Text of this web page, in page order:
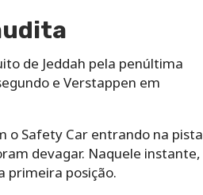
de Jeddah pela penúltima
e Verstappen em
o Safety Car entrando na pista
devagar. Naquele instante,
primeira posição.